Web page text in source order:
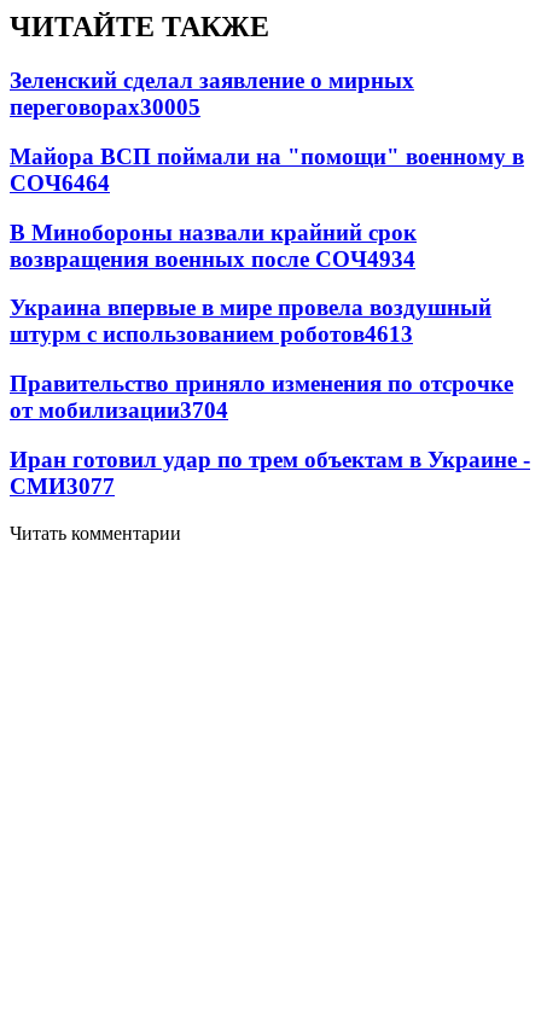
ЧИТАЙТЕ ТАКЖЕ
Зеленский сделал заявление о мирных
переговорах30005
Майора ВСП поймали на "помощи" военному в
СОЧ6464
В Минобороны назвали крайний срок
возвращения военных после СОЧ4934
Украина впервые в мире провела воздушный
штурм с использованием роботов4613
Правительство приняло изменения по отсрочке
от мобилизации3704
Иран готовил удар по трем объектам в Украине -
СМИ3077
Читать комментарии